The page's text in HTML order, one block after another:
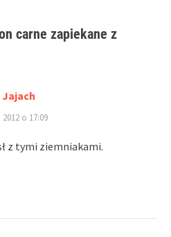
carne zapiekane z
o 17:09
z tymi ziemniakami.